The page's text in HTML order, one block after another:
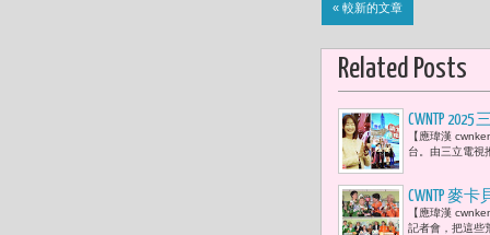
« 較新的文章
Related Posts
CWNTP
意與美食
【應瑋漢
台。由三立電視
CWNTP 麥
「三代同
【應瑋漢
記者會，把這些